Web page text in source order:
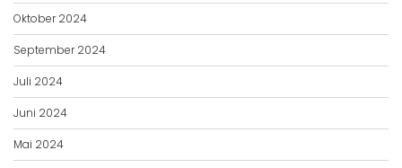
Oktober 2024
September 2024
Juli 2024
Juni 2024
Mai 2024